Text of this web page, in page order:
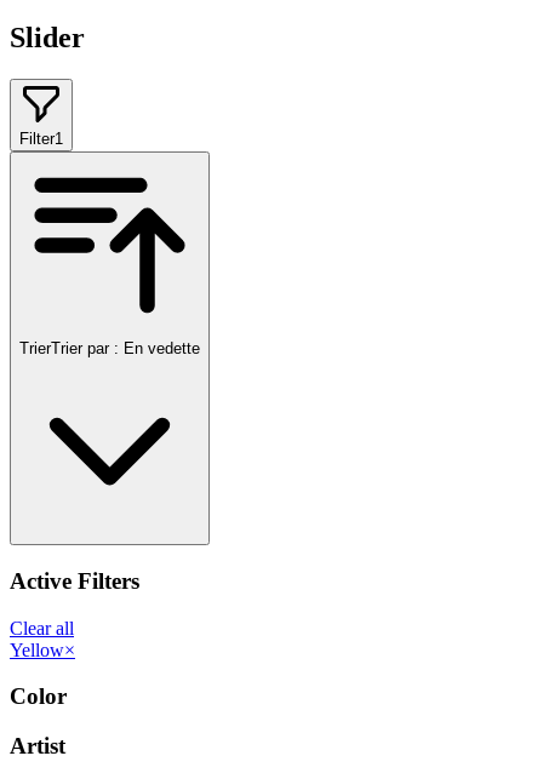
Slider
Filter1
TrierTrier par : En vedette
Active Filters
Clear all
Yellow×
Color
Artist